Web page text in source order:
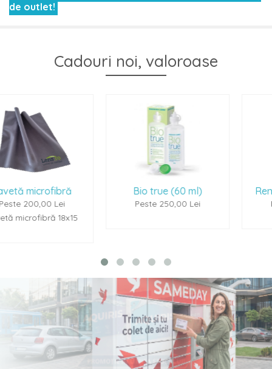
de outlet!
Cadouri noi, valoroase
Bio true (60 ml) Renu Multiplus